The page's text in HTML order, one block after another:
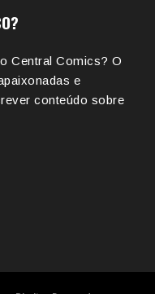
Central Comics? O
e
conteúdo sobre